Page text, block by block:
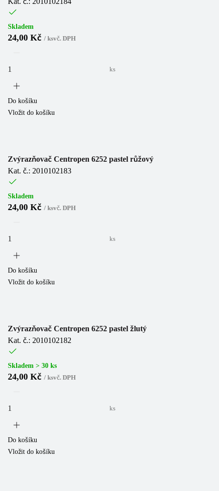
Skladem
24,00 Kč / ksvč. DPH
ks
Do košíku
Vložit do košíku
Zvýrazňovač Centropen 6252 pastel růžový
Kat. č.: 2010102183
Skladem
24,00 Kč / ksvč. DPH
ks
Do košíku
Vložit do košíku
Zvýrazňovač Centropen 6252 pastel žlutý
Kat. č.: 2010102182
Skladem > 30 ks
24,00 Kč / ksvč. DPH
ks
Do košíku
Vložit do košíku